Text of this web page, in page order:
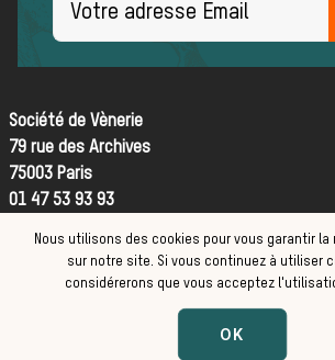
La vènerie
médias
L’actualité de
chasse à
Société de Vènerie
79 rue des Archives
75003 Paris
01 47 53 93 93
Contact
Nous utilisons des cookies pour vous garantir la
sur notre site. Si vous continuez à utiliser
considérerons que vous acceptez
OK